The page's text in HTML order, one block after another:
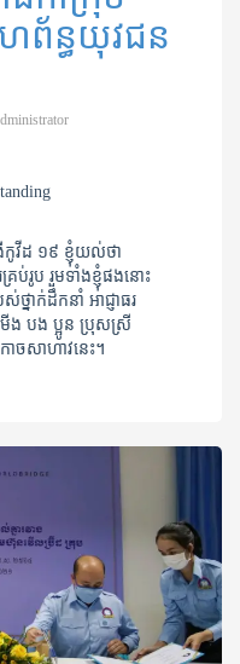
ព័ន្ធយុវជន
ងឺកូវីដ ១៩ ខ្ញុំយល់ថា
រប់រូប រួមទាំងខ្ញុំផងនោះ
ថ្នាក់ដឹកនាំ អាជ្ញាធរ
ង បង ប្អូន ប្រុសស្រី
ចសាហាវនេះ។